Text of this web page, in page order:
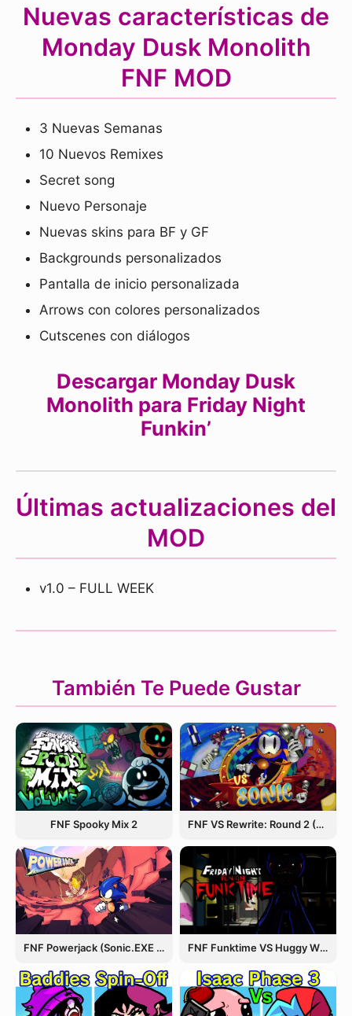
Nuevas características de
Monday Dusk Monolith
FNF MOD
3 Nuevas Semanas
10 Nuevos Remixes
Secret song
Nuevo Personaje
Nuevas skins para BF y GF
Backgrounds personalizados
Pantalla de inicio personalizada
Arrows con colores personalizados
Cutscenes con diálogos
Descargar Monday Dusk
Monolith para Friday Night
Funkin’
Últimas actualizaciones del
MOD
v1.0 – FULL WEEK
También Te Puede Gustar
FNF Spooky Mix 2 FNF VS Rewrite: Round 2 (Sonic.EXE)
FNF Powerjack (Sonic.EXE Rerun) FNF Funktime VS Huggy Wuggy